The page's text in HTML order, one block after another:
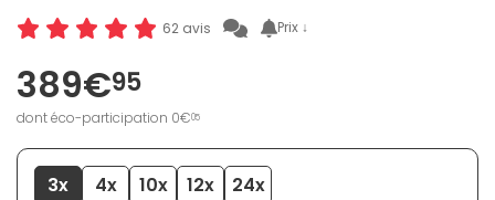
62 avis Prix ↓
389€95
dont éco-participation 0€05
3x 4x 10x 12x
24x